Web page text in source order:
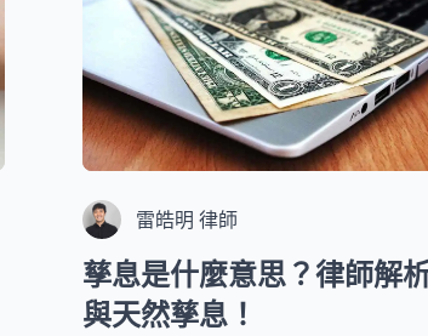
雷皓明 律師
孳息是什麼意思？律師解
與天然孳息！